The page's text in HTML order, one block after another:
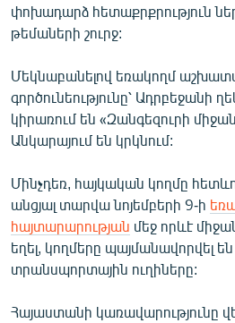
փոխադարձ հետաքրքրություն
թեմաների շուրջ:
Մեկնաբանելով եռակողմ
գործունեությունը՝ Ադրբեջանի
կիրառում են «Զանգեզուրի
Անկարայում են կրկնում:
Մինչդեռ, հայկական կողմը
անցյալ տարվա նոյեմբերի 9-ի
հայտարարության մեջ որևէ
եղել, կողմերը պայմանավորվել
տրանսպորտային ուղիները:
Հայաստանի կառավարությունը